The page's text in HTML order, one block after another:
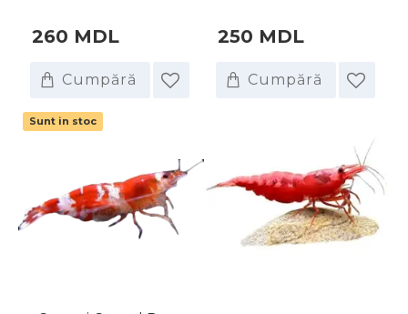
260 MDL
Cumpără
250 MDL
Cumpără
Sunt in stoc